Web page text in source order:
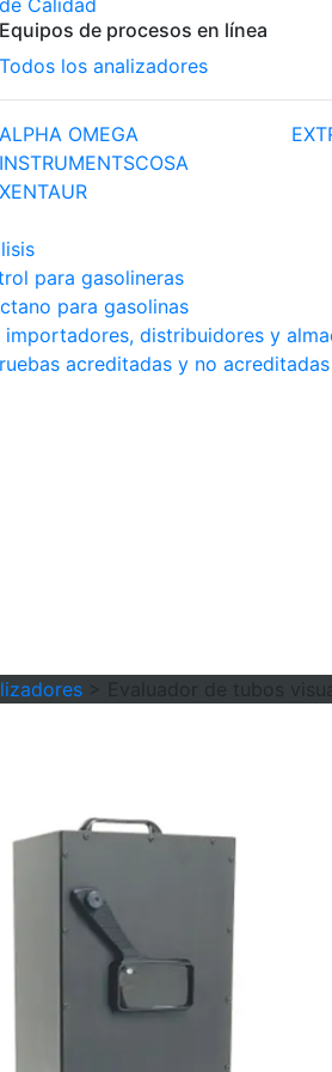
de Calidad
Equipos de procesos en línea
Todos los analizadores
ALPHA OMEGA
INSTRUMENTSCOSA
XENTAUR
para gasolineras
para gasolinas
importadores, distribuidores y
acreditadas y no acreditadas